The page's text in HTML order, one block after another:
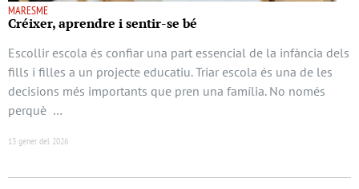
MARESME
Créixer, aprendre i sentir-se bé
Escollir escola és confiar una part essencial de la infància dels
fills i filles a un projecte educatiu. Triar escola és una de les
decisions més importants que pren una família. No només
perquè …
13 gener del 2026